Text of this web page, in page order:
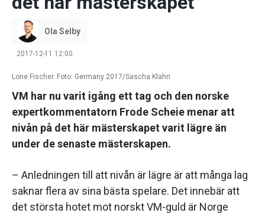
Ola Selby
2017-12-11 12:00
Lone Fischer. Foto: Germany 2017/Sascha Klahn
VM har nu varit igång ett tag och den norske
expertkommentatorn Frode Scheie menar att
nivån på det här mästerskapet varit lägre än
under de senaste mästerskapen.
– Anledningen till att nivån är lägre är att många lag
saknar flera av sina bästa spelare. Det innebär att
det största hotet mot norskt VM-guld är Norge